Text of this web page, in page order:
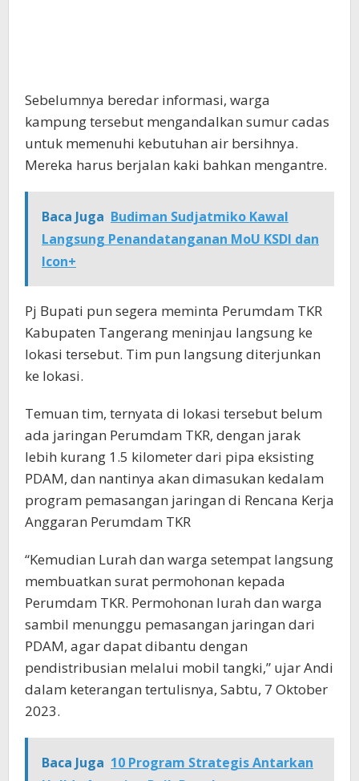
Sebelumnya beredar informasi, warga
kampung tersebut mengandalkan sumur cadas
untuk memenuhi kebutuhan air bersihnya.
Mereka harus berjalan kaki bahkan mengantre.
Baca Juga Budiman Sudjatmiko Kawal
Langsung Penandatanganan MoU KSDI dan
Icon+
Pj Bupati pun segera meminta Perumdam TKR
Kabupaten Tangerang meninjau langsung ke
lokasi tersebut. Tim pun langsung diterjunkan
ke lokasi.
Temuan tim, ternyata di lokasi tersebut belum
ada jaringan Perumdam TKR, dengan jarak
lebih kurang 1.5 kilometer dari pipa eksisting
PDAM, dan nantinya akan dimasukan kedalam
program pemasangan jaringan di Rencana Kerja
Anggaran Perumdam TKR
“Kemudian Lurah dan warga setempat langsung
membuatkan surat permohonan kepada
Perumdam TKR. Permohonan lurah dan warga
sambil menunggu pemasangan jaringan dari
PDAM, agar dapat dibantu dengan
pendistribusian melalui mobil tangki,” ujar Andi
dalam keterangan tertulisnya, Sabtu, 7 Oktober
2023.
Baca Juga 10 Program Strategis Antarkan